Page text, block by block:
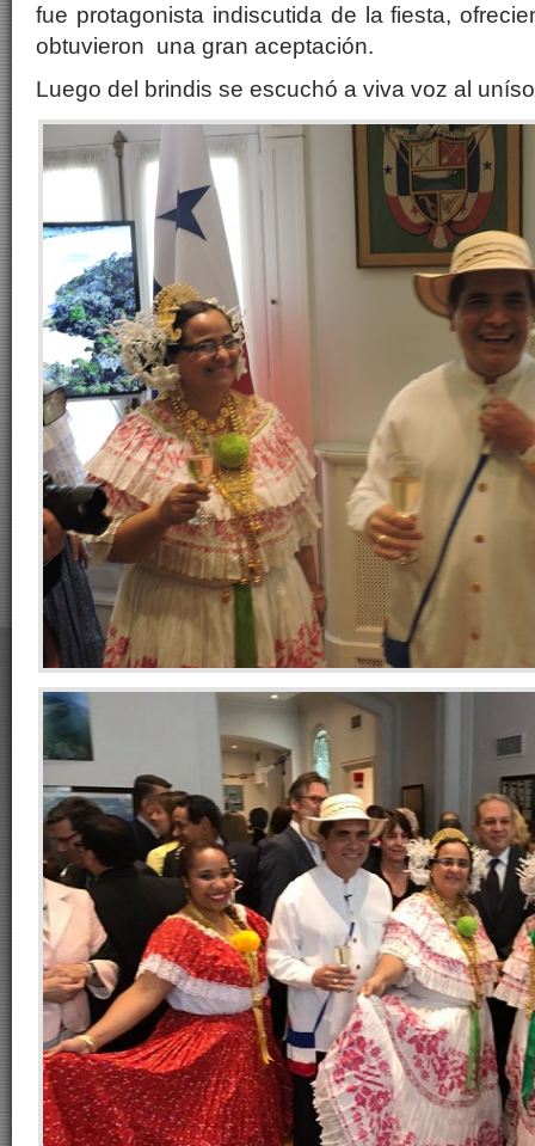
fue protagonista indiscutida de la fiesta,
obtuvieron una gran aceptación.
Luego del brindis se escuchó a viva voz al